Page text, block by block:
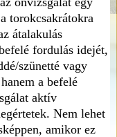
torokcsakrátokra
átalakulás
fordulás idejét,
szünetté vagy
a befelé
aktív
Nem lehet
amikor ez